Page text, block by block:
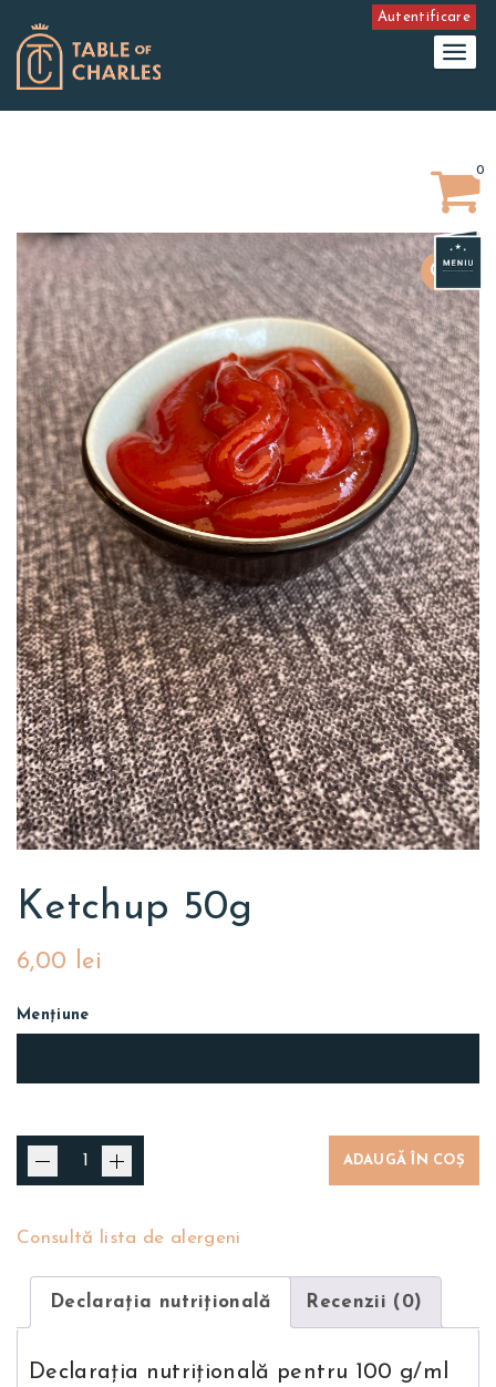
Autentificare
Ketchup 50g
6,00 lei
Mențiune
ADAUGĂ ÎN COȘ
Consultă lista de alergeni
Declarația nutriţională Recenzii (0)
Declarația nutriţională pentru 100 g/ml
0